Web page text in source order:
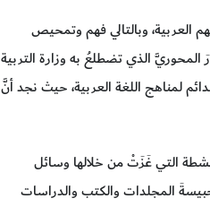
العربية، وبالتالي فهم وتمحيص
المحوريَّ الذي تضطلعُ به وزارة التربية
لمناهج اللغة العربية، حيث نجد أنَّ
التي غَزَتْ من خلالها وسائل
المجلدات والكتب والدراسات